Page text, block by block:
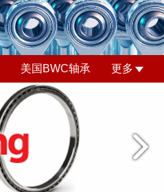
美国BWC轴承 更多